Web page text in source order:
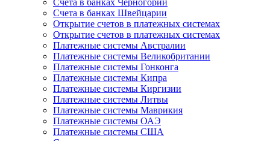
Счета в банках Черногории
Счета в банках Швейцарии
Открытие счетов в платежных системах
Открытие счетов в платежных системах
Платежные системы Австралии
Платежные системы Великобритании
Платежные системы Гонконга
Платежные системы Кипра
Платежные системы Киргизии
Платежные системы Литвы
Платежные системы Маврикия
Платежные системы ОАЭ
Платежные системы США